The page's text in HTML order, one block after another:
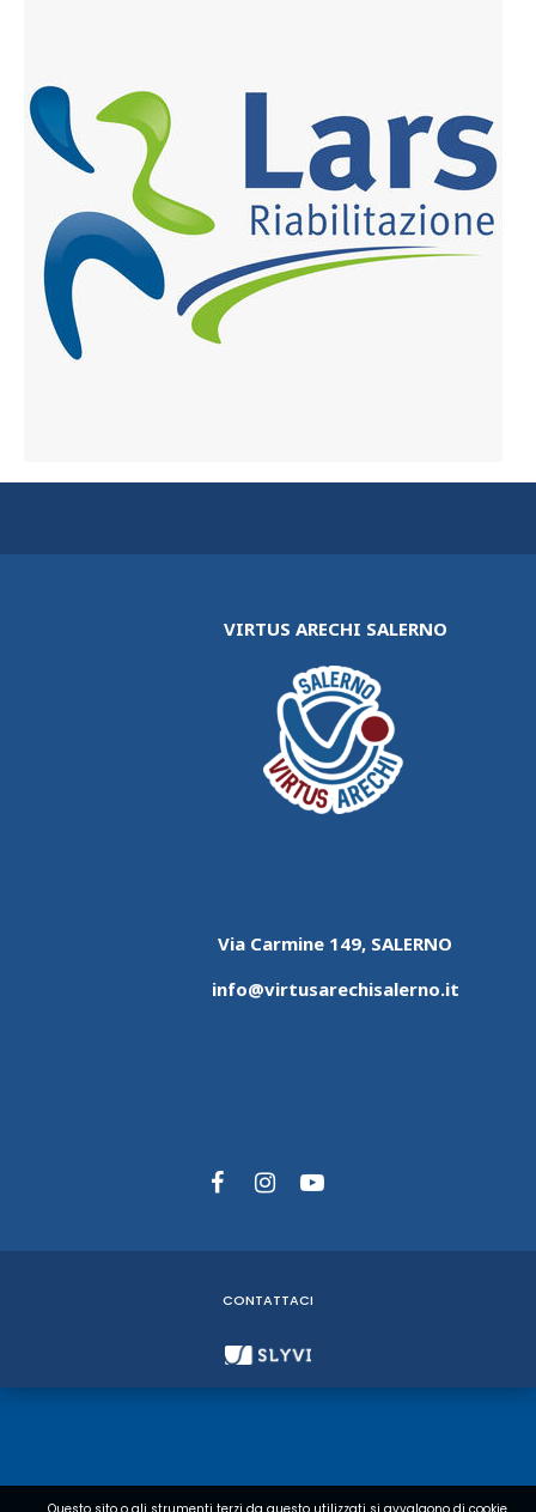
VIRTUS ARECHI SALERNO
Via Carmine 149, SALERNO
info@virtusarechisalerno.it
CONTATTACI